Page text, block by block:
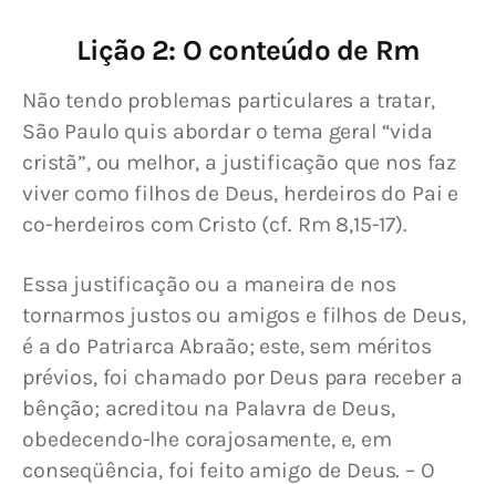
Lição 2: O conteúdo de Rm
Não tendo problemas particulares a tratar,
São Paulo quis abordar o tema geral “vida
cristã”, ou melhor, a justificação que nos faz
viver como filhos de Deus, herdeiros do Pai e
co-herdeiros com Cristo (cf. Rm 8,15-17).
Essa justificação ou a maneira de nos
tornarmos justos ou amigos e filhos de Deus,
é a do Patriarca Abraão; este, sem méritos
prévios, foi chamado por Deus para receber a
bênção; acreditou na Palavra de Deus,
obedecendo-lhe corajosamente, e, em
conseqüência, foi feito amigo de Deus. – O